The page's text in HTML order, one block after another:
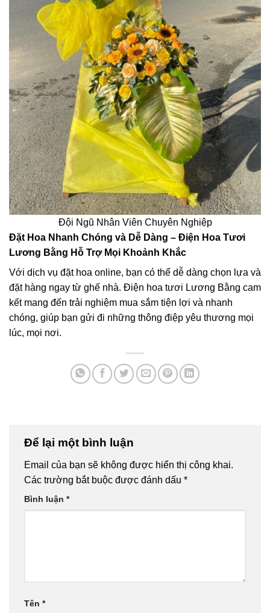
Đội Ngũ Nhân Viên Chuyên Nghiệp
Đặt Hoa Nhanh Chóng và Dễ Dàng – Điện Hoa Tươi
Lương Bằng Hỗ Trợ Mọi Khoảnh Khắc
Với dịch vụ đặt hoa online, bạn có thể dễ dàng chọn lựa và
đặt hàng ngay từ ghế nhà. Điện hoa tươi Lương Bằng cam
kết mang đến trải nghiệm mua sắm tiện lợi và nhanh
chóng, giúp bạn gửi đi những thông điệp yêu thương mọi
lúc, mọi nơi.
Để lại một bình luận
Email của bạn sẽ không được hiển thị công khai.
Các trường bắt buộc được đánh dấu *
Bình luận *
Tên *